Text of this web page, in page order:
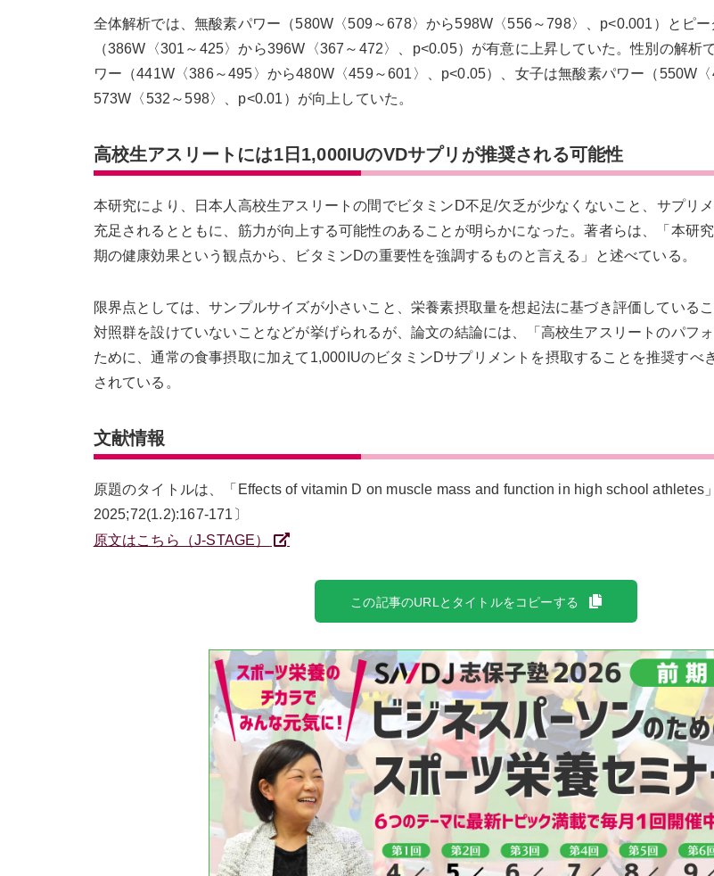
全体解析では、無酸素パワー（580W〈509～678〉から598W〈556～798〉、p<0.001）とピー
（386W〈301～425〉から396W〈367～472〉、p<0.05）が有意に上昇していた。性別の解析
ワー（441W〈386～495〉から480W〈459～601〉、p<0.05）、女子は無酸素パワー（550W
573W〈532～598〉、p<0.01）が向上していた。
高校生アスリートには1日1,000IUのVDサプリが推奨される可能性
本研究により、日本人高校生アスリートの間でビタミンD不足/欠乏が少なくないこと、サプリ
充足されるとともに、筋力が向上する可能性のあることが明らかになった。著者らは、「本研
期の健康効果という観点から、ビタミンDの重要性を強調するものと言える」と述べている。
限界点としては、サンプルサイズが小さいこと、栄養素摂取量を想起法に基づき評価している
対照群を設けていないことなどが挙げられるが、論文の結論には、「高校生アスリートのパフ
ために、通常の食事摂取に加えて1,000IUのビタミンDサプリメントを摂取することを推奨すべ
されている。
文献情報
原題のタイトルは、「Effects of vitamin D on muscle mass and function in high school athletes
2025;72(1.2):167-171〕
原文はこちら（J-STAGE）
この記事のURLとタイトルをコピーする